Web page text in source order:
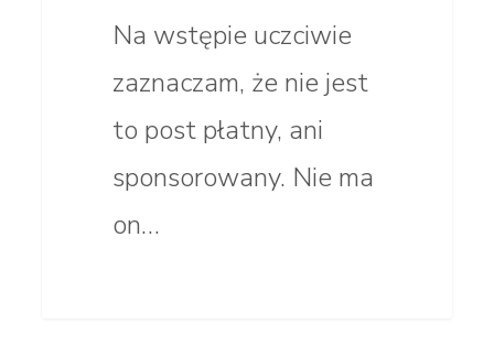
Na wstępie uczciwie
zaznaczam, że nie jest
to post płatny, ani
sponsorowany. Nie ma
on…